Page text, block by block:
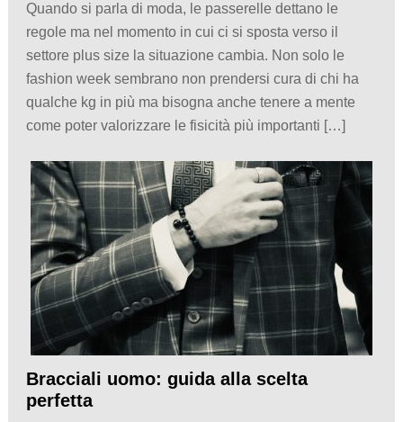
Quando si parla di moda, le passerelle dettano le
regole ma nel momento in cui ci si sposta verso il
settore plus size la situazione cambia. Non solo le
fashion week sembrano non prendersi cura di chi ha
qualche kg in più ma bisogna anche tenere a mente
come poter valorizzare le fisicità più importanti […]
Bracciali uomo: guida alla scelta
perfetta